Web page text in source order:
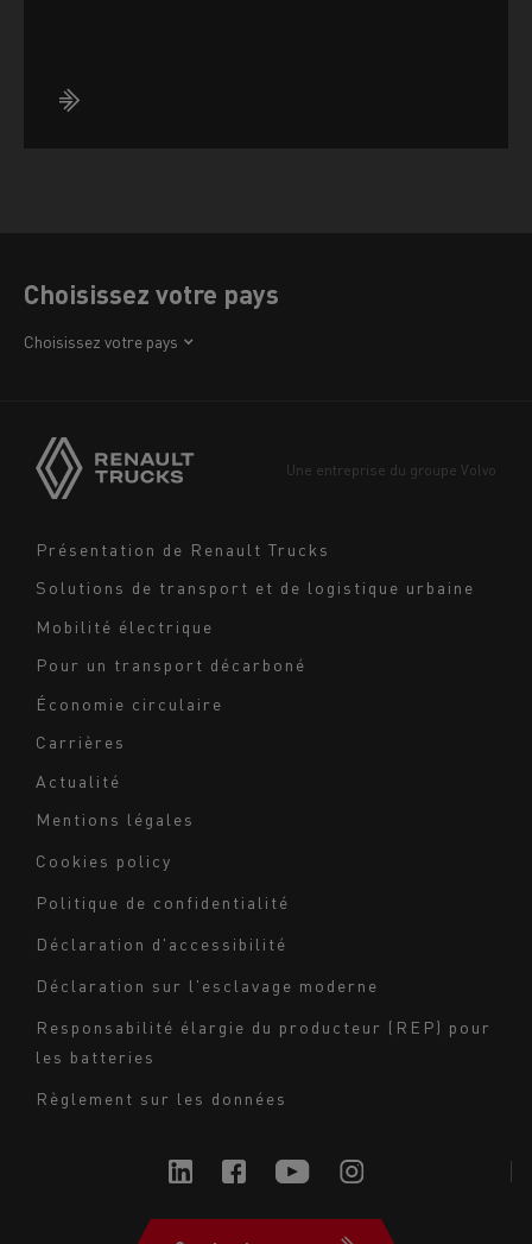
Choisissez votre pays
Choisissez votre pays
Europe
Navigation
footer
Présentation de Renault Trucks
Solutions de transport et de logistique urbaine
Mobilité électrique
Pour un transport décarboné
Économie circulaire
Carrières
Actualité
Une entreprise du groupe Volvo
bas
de
page
-
Milieu
Mentions légales
Cookies policy
Politique de confidentialité
Déclaration d'accessibilité
Déclaration sur l'esclavage moderne
Responsabilité élargie du producteur (REP) pour
les batteries
Règlement sur les données